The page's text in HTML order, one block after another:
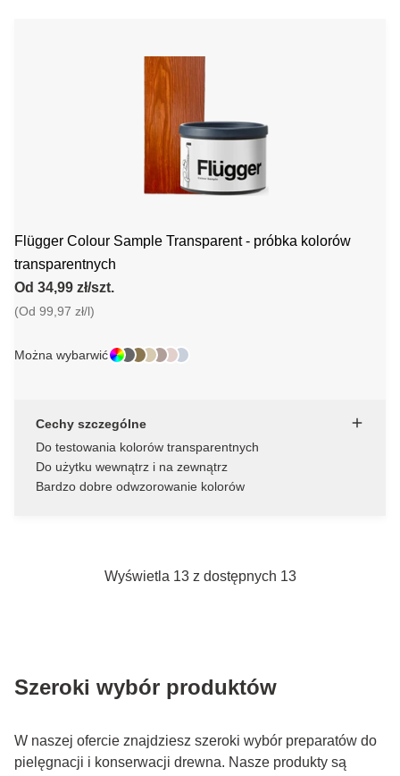
Flügger Colour Sample Transparent - próbka kolorów
transparentnych
Od 34,99 zł/szt.
(Od 99,97 zł/l)
Można wybarwić
Cechy szczególne
Do testowania kolorów transparentnych
Do użytku wewnątrz i na zewnątrz
Bardzo dobre odwzorowanie kolorów
Wyświetla 13 z dostępnych 13
Szeroki wybór produktów
W naszej ofercie znajdziesz szeroki wybór preparatów do
pielęgnacji i konserwacji drewna. Nasze produkty są